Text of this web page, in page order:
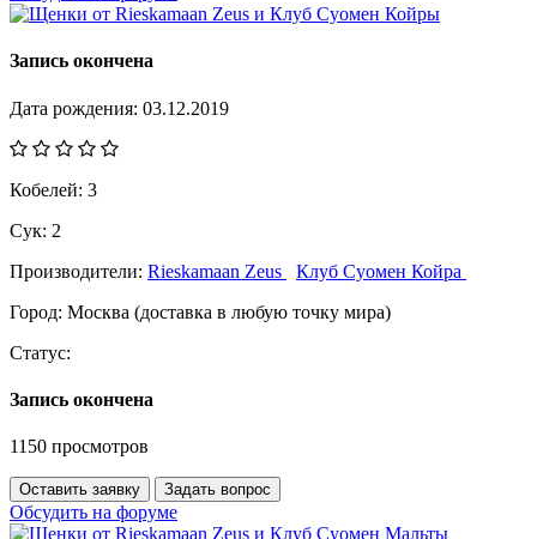
Запись окончена
Дата рождения: 03.12.2019
Кобелей: 3
Сук: 2
Производители: Rieskamaan Zeus
Клуб Суомен Койра
Город: Москва (доставка в любую точку мира)
Статус:
Запись окончена
1150 просмотров
Оставить заявку Задать вопрос
Обсудить на форуме